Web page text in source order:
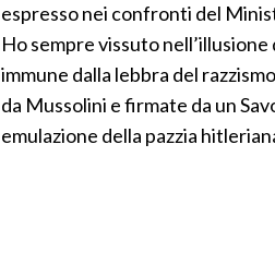
espresso nei confronti del
Ho sempre vissuto
immune dalla lebbra del
da Mussolini e firmate da un
emulazione della pazzia